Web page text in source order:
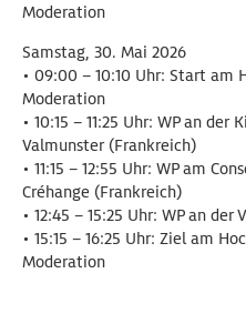
Moderation
Samstag, 30. Mai 2026
• 09:00 – 10:10 Uhr: Start
Moderation
• 10:15 – 11:25 Uhr: WP an der
Valmunster (Frankreich)
• 11:15 – 12:55 Uhr: WP am
Créhange (Frankreich)
• 12:45 – 15:25 Uhr: WP an
• 15:15 – 16:25 Uhr: Ziel am
Moderation